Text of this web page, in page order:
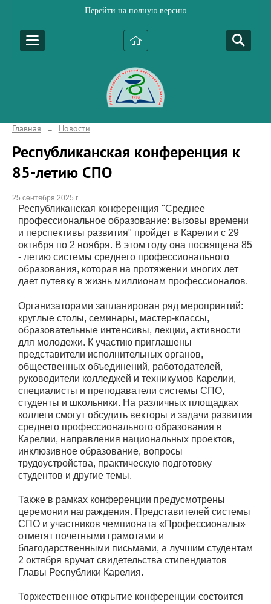
Перейти на полную версию
Главная → Новости
Республиканская конференция к
85-летию СПО
25 сентября 2025 г.
Республиканская конференция "Среднее
профессиональное образование: вызовы времени
и перспективы развития" пройдет в Карелии с 29
октября по 2 ноября. В этом году она посвящена 85
- летию системы среднего профессионального
образования, которая на протяжении многих лет
дает путевку в жизнь миллионам профессионалов.
Организаторами запланирован ряд мероприятий:
круглые столы, семинары, мастер-классы,
образовательные интенсивы, лекции, активности
для молодежи. К участию приглашены
представители исполнительных органов,
общественных объединений, работодателей,
руководители колледжей и техникумов Карелии,
специалисты и преподаватели системы СПО,
студенты и школьники. На различных площадках
коллеги смогут обсудить векторы и задачи развития
среднего профессионального образования в
Карелии, направления национальных проектов,
инклюзивное образование, вопросы
трудоустройства, практическую подготовку
студентов и другие темы.
Также в рамках конференции предусмотрены
церемонии награждения. Представителей системы
СПО и участников чемпионата «Профессионалы»
отметят почетными грамотами и
благодарственными письмами, а лучшим студентам
2 октября вручат свидетельства стипендиатов
Главы Республики Карелия.
Торжественное открытие конференции состоится